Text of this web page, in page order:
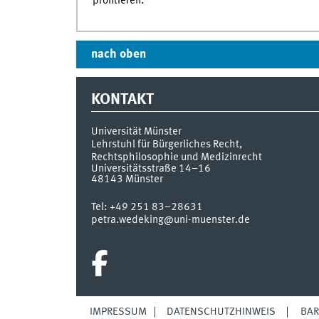
nach oben
KONTAKT
Universität Münster
Lehrstuhl für Bürgerliches Recht,
Rechtsphilosophie und Medizinrecht
Universitätsstraße 14–16
48143 Münster
Tel: +49 251 83–28631
petra.wedeking@uni-muenster.de
IMPRESSUM DATENSCHUTZHINWEIS